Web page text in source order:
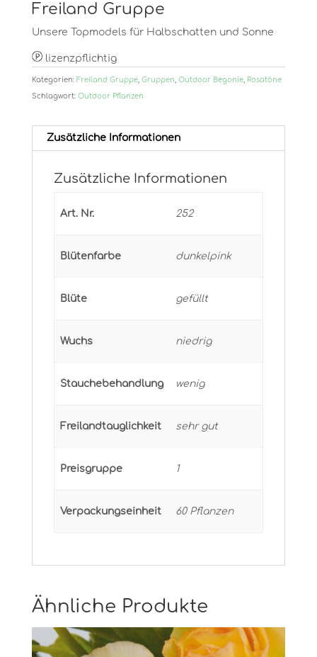
Freiland Gruppe
Unsere Topmodels für Halbschatten und Sonne
lizenzpflichtig
Kategorien: Freiland Gruppe, Gruppen, Outdoor Begonie, Rosatöne
Schlagwort: Outdoor Pflanzen
Zusätzliche Informationen
Zusätzliche Informationen
Art. Nr. 252
Blütenfarbe dunkelpink
Blüte gefüllt
Wuchs niedrig
Stauchebehandlung wenig
Freilandtauglichkeit sehr gut
Preisgruppe 1
Verpackungseinheit 60 Pflanzen
Ähnliche Produkte